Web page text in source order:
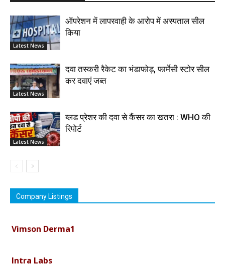
Latest News
ऑपरेशन में लापरवाही के आरोप में अस्पताल सील
किया
Latest News
दवा तस्करी रैकेट का भंडाफोड़, फार्मेसी स्टोर सील
कर दवाएं जब्त
Latest News
ब्लड प्रेशर की दवा से कैंसर का खतरा : WHO की
रिपोर्ट
Company Listings
Vimson Derma1
Intra Labs